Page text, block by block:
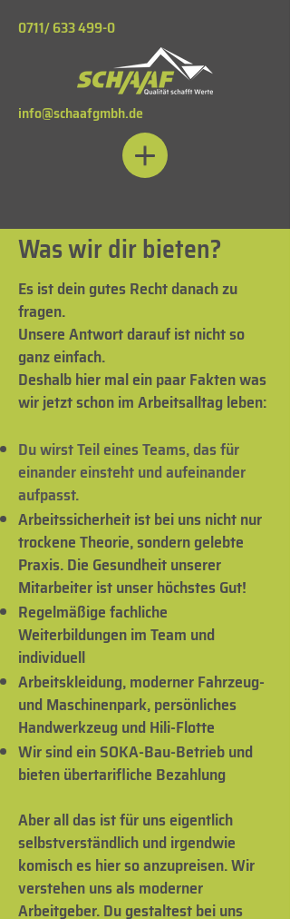
info@schaafgmbh.de
0711/633 499-0
Was wir dir bieten?
Es ist dein gutes Recht danach zu
fragen.
Unsere Antwort darauf ist nicht so
ganz einfach.
Deshalb hier mal ein paar Fakten was
wir jetzt schon im Arbeitsalltag leben:
Du wirst Teil eines Teams, das für
einander einsteht und aufeinander
aufpasst.
Arbeitssicherheit ist bei uns nicht nur
trockene Theorie, sondern gelebte
Praxis. Die Gesundheit unserer
Mitarbeiter ist unser höchstes Gut!
Regelmäßige fachliche
Weiterbildungen im Team und
individuell
Arbeitskleidung, moderner Fahrzeug-
und Maschinenpark, persönliches
Handwerkzeug und Hili-Flotte
Wir sind ein SOKA-Bau-Betrieb und
bieten übertarifliche Bezahlung
Aber all das ist für uns eigentlich
selbstverständlich und irgendwie
komisch es hier so anzupreisen. Wir
verstehen uns als moderner
Arbeitgeber. Du gestaltest bei uns